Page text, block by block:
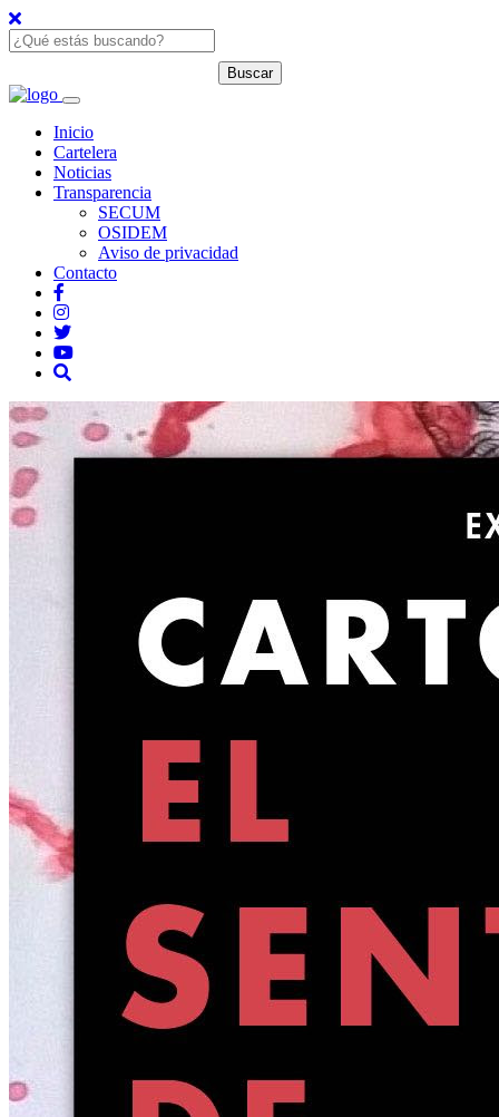
Inicio
Cartelera
Noticias
Transparencia
SECUM
OSIDEM
Aviso de privacidad
Contacto